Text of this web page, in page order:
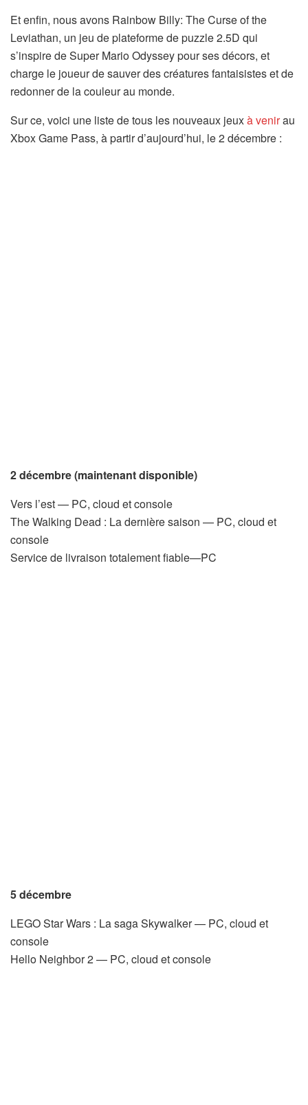
Et enfin, nous avons Rainbow Billy: The Curse of the
Leviathan, un jeu de plateforme de puzzle 2.5D qui
s’inspire de Super Mario Odyssey pour ses décors, et
charge le joueur de sauver des créatures fantaisistes et de
redonner de la couleur au monde.
Sur ce, voici une liste de tous les nouveaux jeuxà venirau
Xbox Game Pass, à partir d’aujourd’hui, le 2 décembre :
2 décembre (maintenant disponible)
Vers l’est — PC, cloud et console
The Walking Dead : La dernière saison — PC, cloud et
console
Service de livraison totalement fiable—PC
5 décembre
LEGO Star Wars : La saga Skywalker — PC, cloud et
console
Hello Neighbor 2 — PC, cloud et console